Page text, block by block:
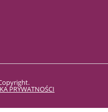
PRYWATNOŚCI